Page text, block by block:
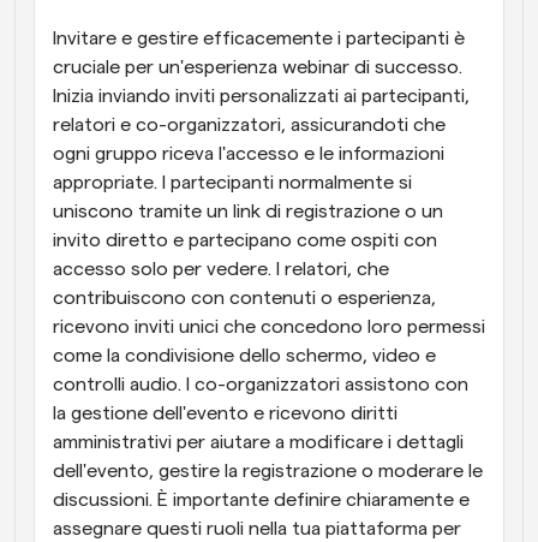
Invitare e gestire efficacemente i partecipanti è
cruciale per un'esperienza webinar di successo.
Inizia inviando inviti personalizzati ai partecipanti,
relatori e co-organizzatori, assicurandoti che
ogni gruppo riceva l'accesso e le informazioni
appropriate. I partecipanti normalmente si
uniscono tramite un link di registrazione o un
invito diretto e partecipano come ospiti con
accesso solo per vedere. I relatori, che
contribuiscono con contenuti o esperienza,
ricevono inviti unici che concedono loro permessi
come la condivisione dello schermo, video e
controlli audio. I co-organizzatori assistono con
la gestione dell'evento e ricevono diritti
amministrativi per aiutare a modificare i dettagli
dell'evento, gestire la registrazione o moderare le
discussioni. È importante definire chiaramente e
assegnare questi ruoli nella tua piattaforma per